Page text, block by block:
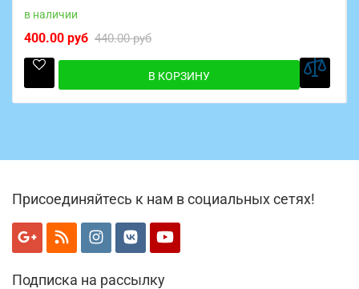
в наличии
400.00 руб 440.00 руб
В КОРЗИНУ
Присоединяйтесь к нам в социальных сетях!
Подписка на рассылку